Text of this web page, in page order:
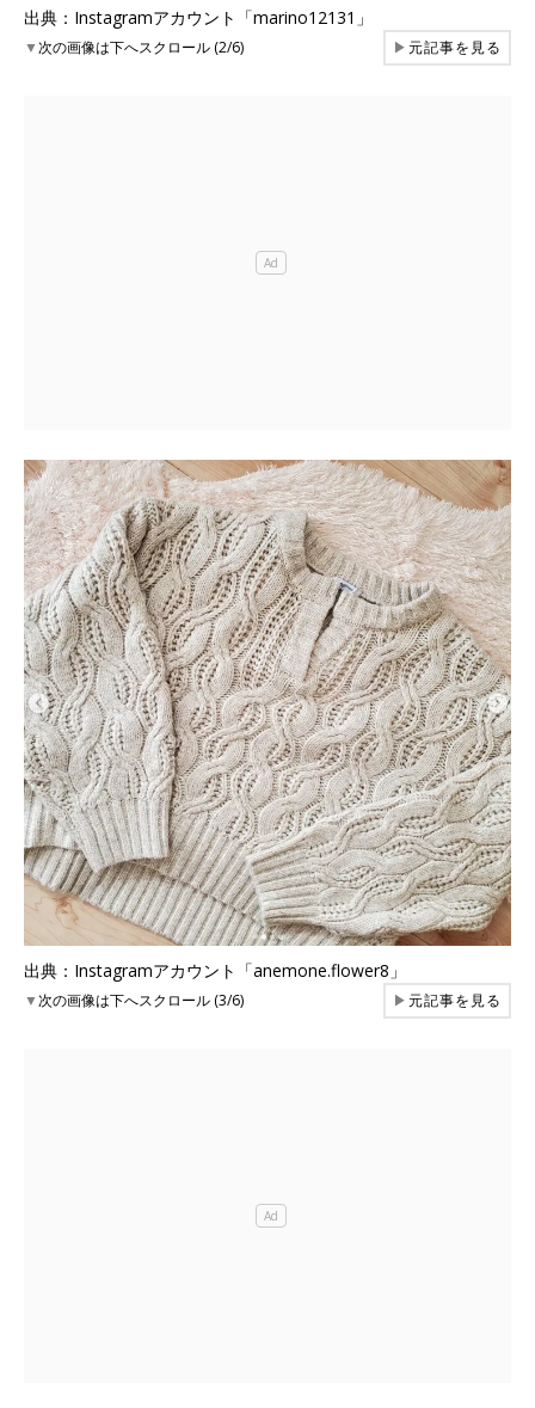
出典：Instagramアカウント「marino12131」
▼次の画像は下へスクロール (2/6) ▶元記事を見る
出典：Instagramアカウント「anemone.flower8」
▼次の画像は下へスクロール (3/6) ▶元記事を見る